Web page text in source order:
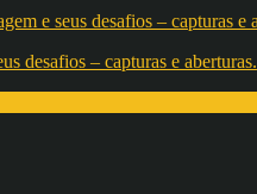
desafios – capturas e aberturas.